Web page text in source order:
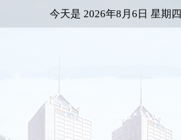
今天是 2026年8月6日 星期四